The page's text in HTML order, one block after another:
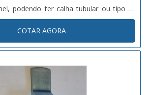
podendo ter calha tubular ou tipo U.
de construção: - Aço inoxidável; - Aço
transportadora helicoidal produzida
COTAR AGORA